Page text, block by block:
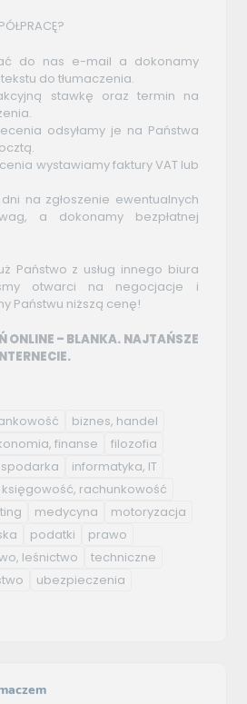
do nas e-mail a dokonamy
do tłumaczenia.
stawkę oraz termin na
odsyłamy je na Państwa
wystawiamy faktury VAT lub
na zgłoszenie ewentualnych
a dokonamy bezpłatnej
Państwo z usług innego biura
otwarci na negocjacje i
Państwu niższą cenę!
ONLINE – BLANKA. NAJTAŃSZE
biznes, handel
finanse
filozofia
informatyka, IT
księgowość, rachunkowość
medycyna
motoryzacja
podatki
prawo
leśnictwo
techniczne
ubezpieczenia